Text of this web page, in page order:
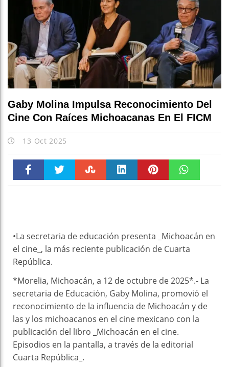
Gaby Molina Impulsa Reconocimiento Del
Cine Con Raíces Michoacanas En El FICM
13 Oct 2025
•La secretaria de educación presenta _Michoacán en
el cine_, la más reciente publicación de Cuarta
República.
*Morelia, Michoacán, a 12 de octubre de 2025*.- La
secretaria de Educación, Gaby Molina, promovió el
reconocimiento de la influencia de Michoacán y de
las y los michoacanos en el cine mexicano con la
publicación del libro _Michoacán en el cine.
Episodios en la pantalla, a través de la editorial
Cuarta República_.